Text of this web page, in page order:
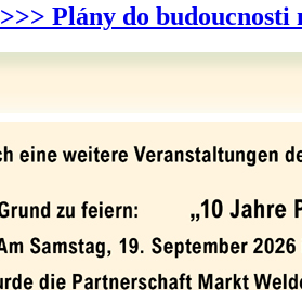
>>> Plány do budoucnosti